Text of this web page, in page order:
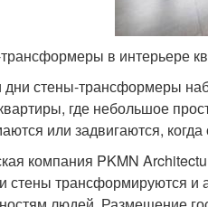
в интерьере
стены-трансформеры
где небольшое
или задвигаются,
компания PKMN
стены трансформируются и